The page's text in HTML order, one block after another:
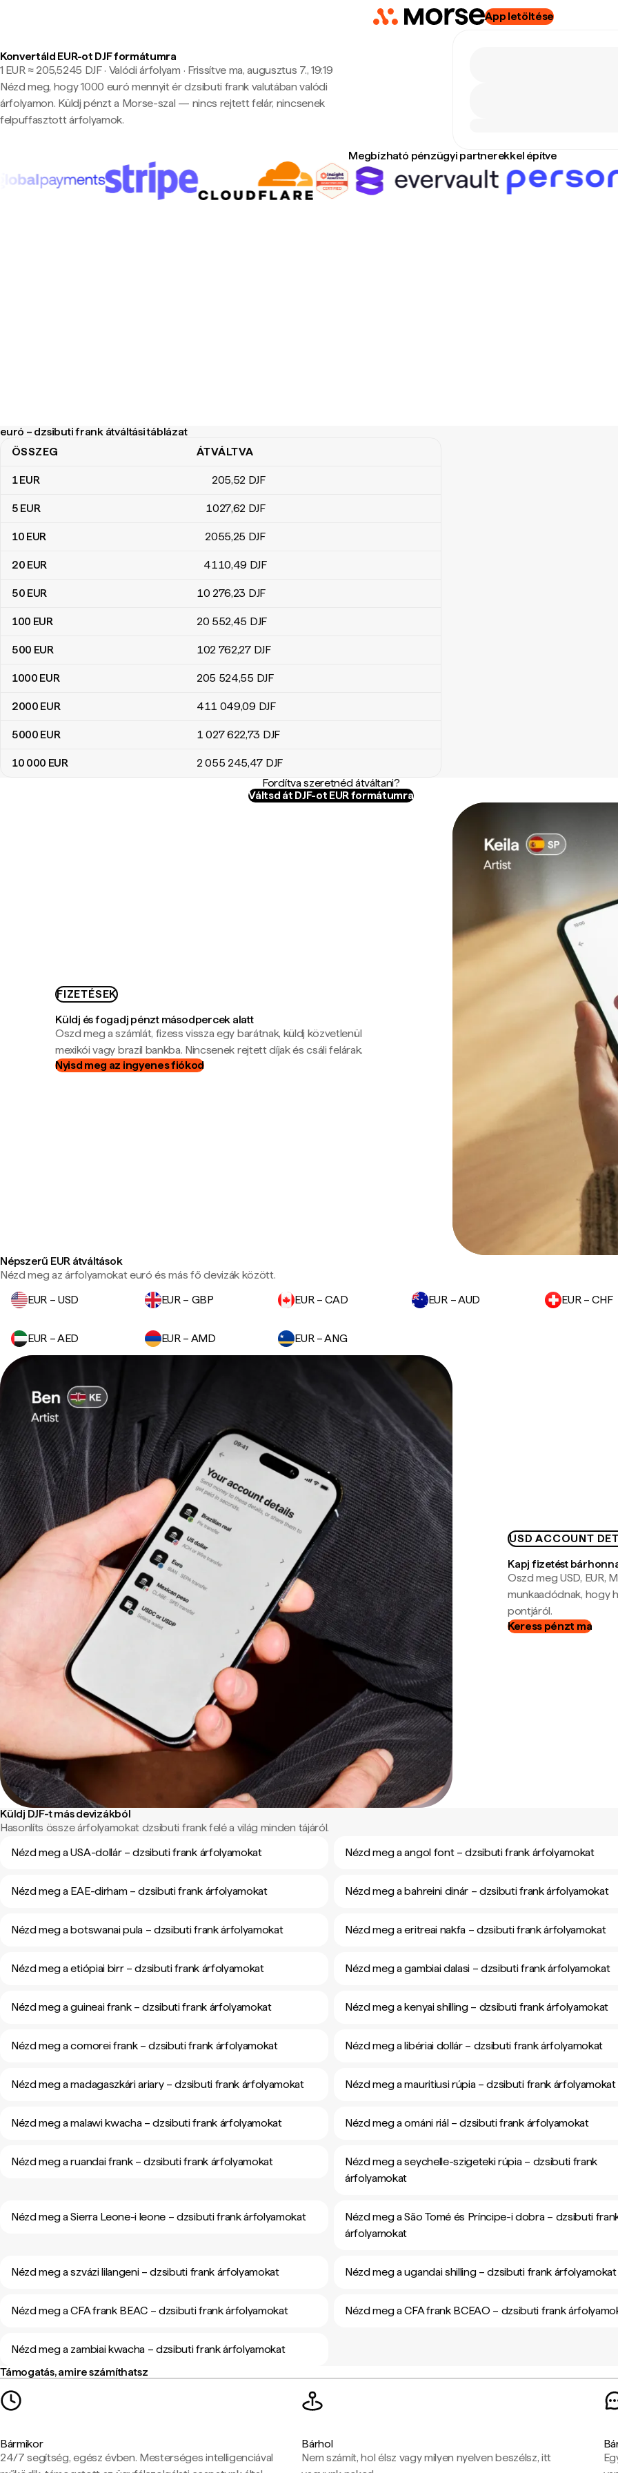
App letöltése
Konvertáld EUR-ot DJF formátumra
1 EUR ≈ 205,5245 DJF · Valódi árfolyam · Frissítve ma, augusztus 7., 19:19
Nézd meg, hogy 1000 euró mennyit ér dzsibuti frank valutában valódi
árfolyamon. Küldj pénzt a Morse-szal — nincs rejtett felár, nincsenek
felpuffasztott árfolyamok.
Megbízható pénzügyi partnerekkel építve
euró – dzsibuti frank átváltási táblázat
euró – dzsibuti frank átváltási táblázat
ÖSSZEG ÁTVÁLTVA
1EUR 205,52 DJF
5 EUR 1027,62 DJF
10 EUR 2055,25 DJF
20 EUR 4110,49 DJF
50 EUR 10 276,23 DJF
100 EUR 20 552,45 DJF
500 EUR 102 762,27 DJF
1000 EUR 205 524,55 DJF
2000 EUR 411 049,09 DJF
5000 EUR 1 027 622,73 DJF
10 000 EUR 2 055 245,47 DJF
Fordítva szeretnéd átváltani?
Váltsd át DJF-ot EUR formátumra
FIZETÉSEK
Küldj és fogadj pénzt másodpercek alatt
Oszd meg a számlát, fizess vissza egy barátnak, küldj közvetlenül
mexikói vagy brazil bankba. Nincsenek rejtett díjak és csáli felárak.
Nyisd meg az ingyenes fiókod
Népszerű EUR átváltások
Nézd meg az árfolyamokat euró és más fő devizák között.
EUR – USD
EUR – GBP EUR – CAD EUR – AUD EUR – CHF
EUR – AED EUR – AMD EUR – ANG
USD ACCOUNT
Kapj fizetést
Oszd meg USD, EUR,
munkaadódnak, hogy
pontjáról.
Keress pénzt ma
Küldj DJF-t más devizákból
Hasonlíts össze árfolyamokat dzsibuti frank felé a világ minden tájáról.
Nézd meg a USA-dollár – dzsibuti frank árfolyamokat
Nézd meg a angol font – dzsibuti frank árfolyamokat
Nézd meg a EAE-dirham – dzsibuti frank árfolyamokat Nézd meg a bahreini dinár – dzsibuti frank árfolyamokat
Nézd meg a botswanai pula – dzsibuti frank árfolyamokat Nézd meg a eritreai nakfa – dzsibuti frank árfolyamokat
Nézd meg a etiópiai birr – dzsibuti frank árfolyamokat Nézd meg a gambiai dalasi – dzsibuti frank árfolyamokat
Nézd meg a guineai frank – dzsibuti frank árfolyamokat Nézd meg a kenyai shilling – dzsibuti frank árfolyamokat
Nézd meg a comorei frank – dzsibuti frank árfolyamokat Nézd meg a libériai dollár – dzsibuti frank árfolyamokat
Nézd meg a madagaszkári ariary – dzsibuti frank árfolyamokat Nézd meg a mauritiusi rúpia – dzsibuti frank árfolyamokat
Nézd meg a malawi kwacha – dzsibuti frank árfolyamokat Nézd meg a ománi riál – dzsibuti frank árfolyamokat
Nézd meg a ruandai frank – dzsibuti frank árfolyamokat
Nézd meg a seychelle-szigeteki rúpia – dzsibuti frank
árfolyamokat
Nézd meg a Sierra Leone-i leone – dzsibuti frank árfolyamokat
Nézd meg a São Tomé és Príncipe-i dobra – dzsibuti
árfolyamokat
Nézd meg a szvázi lilangeni – dzsibuti frank árfolyamokat Nézd meg a ugandai shilling – dzsibuti frank árfolyamokat
Nézd meg a CFA frank BEAC – dzsibuti frank árfolyamokat Nézd meg a CFA frank BCEAO – dzsibuti frank
Nézd meg a zambiai kwacha – dzsibuti frank árfolyamokat
Támogatás, amire számíthatsz
Bármikor
24/7 segítség, egész évben. Mesterséges intelligenciával
Bárhol
Nem számít, hol élsz vagy milyen nyelven beszélsz, itt